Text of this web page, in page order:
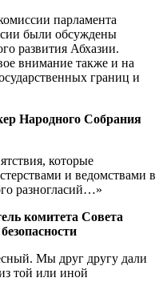
парламента
были обсуждены
развития Абхазии.
внимание также и на
границ и
Народного Собрания
которые
и ведомствами в
разногласий…»
комитета Совета
Мы друг другу дали
той или иной